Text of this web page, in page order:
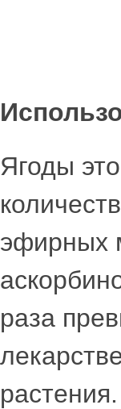
Ягоды
эфирных
раза
растения.